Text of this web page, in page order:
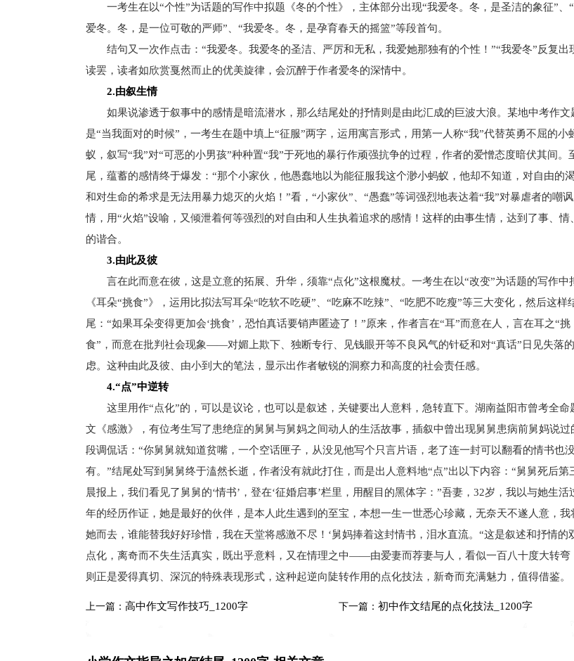
一考生在以“个性”为话题的写作中拟题《冬的个性》，主体部分出现“我爱冬。冬，是圣洁的象征”、
爱冬。冬，是一位可敬的严师”、“我爱冬。冬，是孕育春天的摇篮”等段首句。
结句又一次作点击：“我爱冬。我爱冬的圣洁、严厉和无私，我爱她那独有的个性！”“我爱冬”反复出
读罢，读者如欣赏戛然而止的优美旋律，会沉醉于作者爱冬的深情中。
2.由叙生情
如果说渗透于叙事中的感情是暗流潜水，那么结尾处的抒情则是由此汇成的巨波大浪。某地中考作文
是“当我面对的时候”，一考生在题中填上“征服”两字，运用寓言形式，用第一人称“我”代替英勇不屈的小
蚁，叙写“我”对“可恶的小男孩”种种置“我”于死地的暴行作顽强抗争的过程，作者的爱憎态度暗伏其间。
尾，蕴蓄的感情终于爆发：“那个小家伙，他愚蠢地以为能征服我这个渺小蚂蚁，他却不知道，对自由的
和对生命的希求是无法用暴力熄灭的火焰！”看，“小家伙”、“愚蠢”等词强烈地表达着“我”对暴虐者的嘲讽
情，用“火焰”设喻，又倾泄着何等强烈的对自由和人生执着追求的感情！这样的由事生情，达到了事、情
的谐合。
3.由此及彼
言在此而意在彼，这是立意的拓展、升华，须靠“点化”这根魔杖。一考生在以“改变”为话题的写作中
《耳朵“挑食”》，运用比拟法写耳朵“吃软不吃硬”、“吃麻不吃辣”、“吃肥不吃瘦”等三大变化，然后这样
尾：“如果耳朵变得更加会‘挑食’，恐怕真话要销声匿迹了！”原来，作者言在“耳”而意在人，言在耳之“挑
食”，而意在批判社会现象――对媚上欺下、独断专行、见钱眼开等不良风气的针砭和对“真话”日见失落
虑。这种由此及彼、由小到大的笔法，显示出作者敏锐的洞察力和高度的社会责任感。
4.“点”中逆转
这里用作“点化”的，可以是议论，也可以是叙述，关键要出人意料，急转直下。湖南益阳市曾考全命
文《感激》，有位考生写了患绝症的舅舅与舅妈之间动人的生活故事，插叙中曾出现舅舅患病前舅妈说过
段调侃话：“你舅舅就知道贫嘴，一个空话匣子，从没见他写个只言片语，老了连一封可以翻看的情书也
有。”结尾处写到舅舅终于溘然长逝，作者没有就此打住，而是出人意料地“点”出以下内容：“舅舅死后第
晨报上，我们看见了舅舅的‘情书’，登在‘征婚启事’栏里，用醒目的黑体字：”吾妻，32岁，我以与她生活
年的经历作证，她是最好的伙伴，是本人此生遇到的至宝，本想一生一世悉心珍藏，无奈天不遂人意，我
她而去，谁能替我好好珍惜，我在天堂将感激不尽！‘舅妈捧着这封情书，泪水直流。“这是叙述和抒情的
点化，离奇而不失生活真实，既出乎意料，又在情理之中――由爱妻而荐妻与人，看似一百八十度大转弯
则正是爱得真切、深沉的特殊表现形式，这种起逆向陡转作用的点化技法，新奇而充满魅力，值得借鉴。
上一篇： 高中作文写作技巧_1200字 下一篇： 初中作文结尾的点化技法_1200字